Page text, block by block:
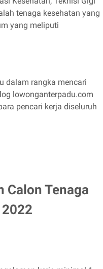
tenaga kesehatan yang
yang meliputi
dalam rangka mencari
lowonganterpadu.com
pencari kerja diseluruh
Calon Tenaga